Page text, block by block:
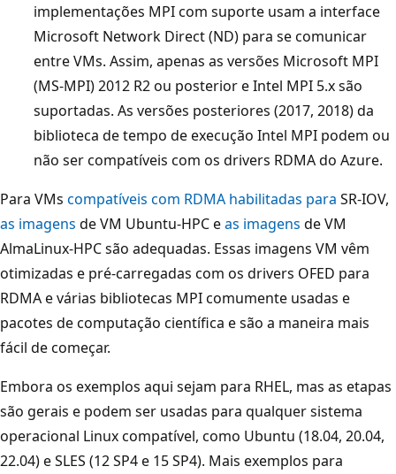
implementações MPI com suporte usam a interface
Microsoft Network Direct (ND) para se comunicar
entre VMs. Assim, apenas as versões Microsoft MPI
(MS-MPI) 2012 R2 ou posterior e Intel MPI 5.x são
suportadas. As versões posteriores (2017, 2018) da
biblioteca de tempo de execução Intel MPI podem ou
não ser compatíveis com os drivers RDMA do Azure.
Para VMs compatíveis com RDMA habilitadas para SR-IOV,
as imagens de VM Ubuntu-HPC eas imagens de VM
AlmaLinux-HPC são adequadas. Essas imagens VM vêm
otimizadas e pré-carregadas com os drivers OFED para
RDMA e várias bibliotecas MPI comumente usadas e
pacotes de computação científica e são a maneira mais
fácil de começar.
Embora os exemplos aqui sejam para RHEL, mas as etapas
são gerais e podem ser usadas para qualquer sistema
operacional Linux compatível, como Ubuntu (18.04, 20.04,
22.04) e SLES (12 SP4 e 15 SP4). Mais exemplos para